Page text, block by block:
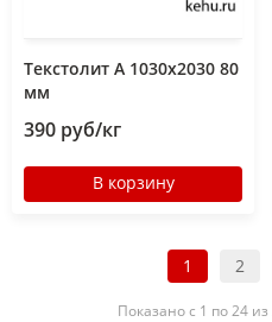
Текстолит А 1030х2030 80
мм
390 руб/кг
В корзину
1 2
Показано с 1 по 24